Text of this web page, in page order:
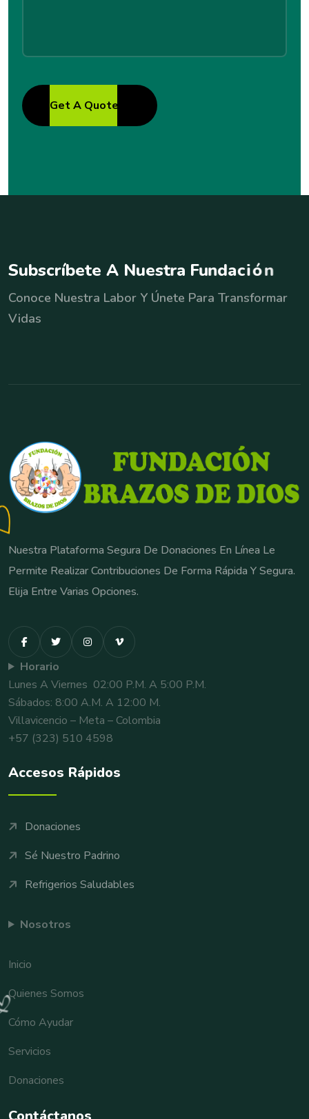
Get A Quote
Subscríbete A Nuestra Fundación
Conoce Nuestra Labor Y Únete Para Transformar
Vidas
Nuestra Plataforma Segura De Donaciones En Línea Le
Permite Realizar Contribuciones De Forma Rápida Y Segura.
Elija Entre Varias Opciones.
Horario
Lunes A Viernes 02:00 P.m. A 5:00 P.m.
Sábados: 8:00 A.m. A 12:00 M.
Villavicencio – Meta – Colombia
+57 (323) 510 4598
Accesos Rápidos
Donaciones
Sé Nuestro Padrino
Refrigerios Saludables
Nosotros
Inicio
Quienes Somos
Cómo Ayudar
Servicios
Donaciones